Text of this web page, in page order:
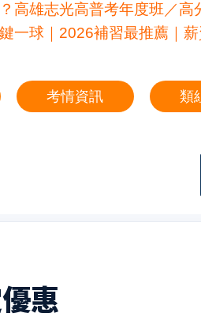
高雄志光高普考年度班／
一球｜2026補習最推薦｜
考情資訊 類
惠